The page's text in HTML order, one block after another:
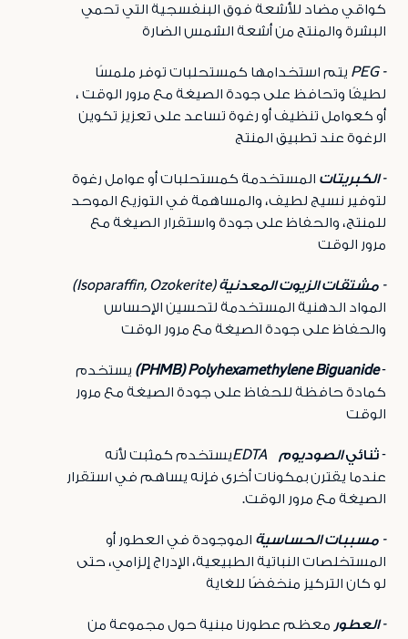
كواقي مضاد للأشعة فوق البنفسجية التي تحمي
البشرة والمنتج من أشعة الشمس الضارة
- PEG يتم استخدامها كمستحلبات توفر ملمسًا
لطيفًا وتحافظ على جودة الصيغة مع مرور الوقت ،
أو كعوامل تنظيف أو رغوة تساعد على تعزيز تكوين
الرغوة عند تطبيق المنتج
- الكبريتات المستخدمة كمستحلبات أو عوامل رغوة
لتوفير نسيج لطيف، والمساهمة في التوزيع الموحد
للمنتج، والحفاظ على جودة واستقرار الصيغة مع
مرور الوقت
- مشتقات الزيوت المعدنية (
Isoparaffin, Ozokerite)
المواد الدهنية المستخدمة لتحسين الإحساس
والحفاظ على جودة الصيغة مع مرور الوقت
-
PHMB) Polyhexamethylene Biguanide) يستخدم
كمادة حافظة للحفاظ على جودة الصيغة مع مرور
الوقت
- ثنائي الصوديوم EDTAيستخدم كمثبت لأنه
عندما يقترن بمكونات أخرى فإنه يساهم في استقرار
الصيغة مع مرور الوقت.
- مسببات الحساسية الموجودة في العطور أو
المستخلصات النباتية الطبيعية، الإدراج إلزامي، حتى
لو كان التركيز منخفضًا للغاية
- العطور معظم عطورنا مبنية حول مجموعة من